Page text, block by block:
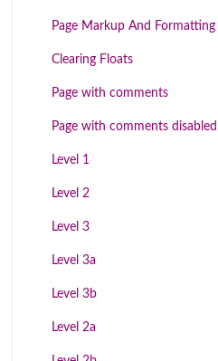
Page Markup And Formatting
Clearing Floats
Page with comments
Page with comments disabled
Level 1
Level 2
Level 3
Level 3a
Level 3b
Level 2a